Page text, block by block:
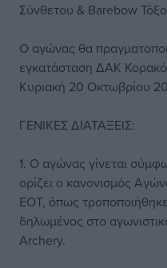
Σύνθετου & Barebow
Ο αγώνας θα
εγκατάσταση ΔΑΚ
Κυριακή 20 Οκτωβρίου
ΓΕΝΙΚΕΣ ΔΙΑΤΑΞΕΙΣ:
1. Ο αγώνας γίνεται
ορίζει ο κανονισμός
ΕΟΤ, όπως τροποποιήθηκε
δηλωμένος στο
Archery.